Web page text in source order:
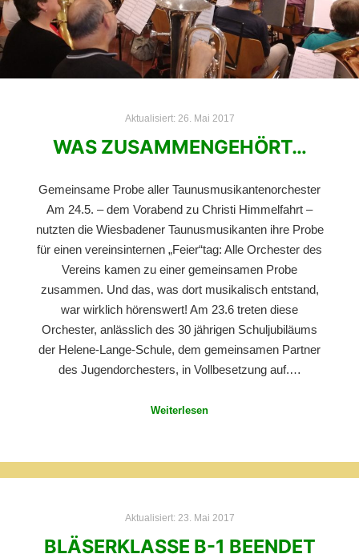
Aktualisiert: 26. Mai 2017
WAS ZUSAMMENGEHÖRT…
Gemeinsame Probe aller Taunusmusikantenorchester
Am 24.5. – dem Vorabend zu Christi Himmelfahrt –
nutzten die Wiesbadener Taunusmusikanten ihre Probe
für einen vereinsinternen „Feier“tag: Alle Orchester des
Vereins kamen zu einer gemeinsamen Probe
zusammen. Und das, was dort musikalisch entstand,
war wirklich hörenswert! Am 23.6 treten diese
Orchester, anlässlich des 30 jährigen Schuljubiläums
der Helene-Lange-Schule, dem gemeinsamen Partner
des Jugendorchesters, in Vollbesetzung auf.…
Weiterlesen
Aktualisiert: 23. Mai 2017
BLÄSERKLASSE B-1 BEENDET